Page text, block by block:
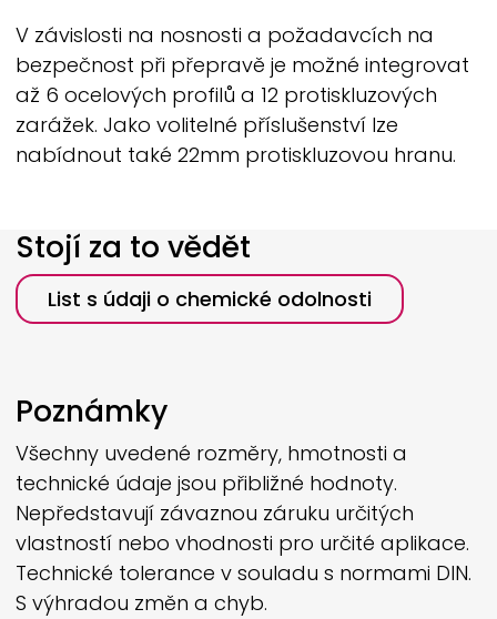
V závislosti na nosnosti a požadavcích na
bezpečnost při přepravě je možné integrovat
až 6 ocelových profilů a 12 protiskluzových
zarážek. Jako volitelné příslušenství lze
nabídnout také 22mm protiskluzovou hranu.
Stojí za to vědět
List s údaji o chemické odolnosti
Poznámky
Všechny uvedené rozměry, hmotnosti a
technické údaje jsou přibližné hodnoty.
Nepředstavují závaznou záruku určitých
vlastností nebo vhodnosti pro určité aplikace.
Technické tolerance v souladu s normami DIN.
S výhradou změn a chyb.